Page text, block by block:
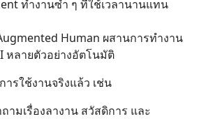
ทำงานซ้ำ ๆ ที่ใช้เวลานานแทน
Human ผสานการทำงาน
หลายตัวอย่างอัตโนมัติ
รใช้งานจริงแล้ว เช่น
ามเรื่องลางาน สวัสดิการ และ